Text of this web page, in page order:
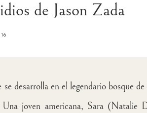
de Jason Zada
desarrolla en el legendario bosque
joven americana, Sara (Natalie